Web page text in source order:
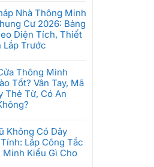
Nhà Thông Minh
Cư 2026: Bảng
Diện Tích, Thiết
Lắp Trước
Thông Minh
Tốt? Vân Tay, Mã
Thẻ Từ, Có An
Không Có Dây
Lắp Công Tắc
Minh Kiểu Gì Cho